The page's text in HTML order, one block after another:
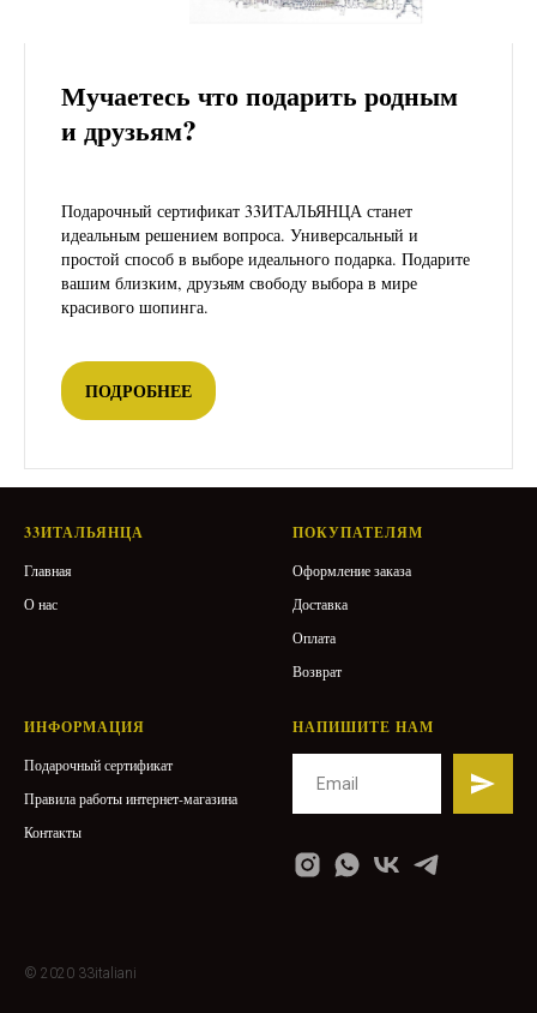
Мучаетесь что подарить родным
и друзьям?
Подарочный сертификат 33ИТАЛЬЯНЦА станет
идеальным решением вопроса. Универсальный и
простой способ в выборе идеального подарка. Подарите
вашим близким, друзьям свободу выбора в мире
красивого шопинга.
ПОДРОБНЕЕ
33ИТАЛЬЯНЦА
Главная
О нас
ПОКУПАТЕЛЯМ
Оформление заказа
Доставка
Оплата
Возврат
ИНФОРМАЦИЯ
Подарочный сертификат
Правила работы интернет-магазина
Контакты
НАПИШИТЕ НАМ
© 2020 33italiani